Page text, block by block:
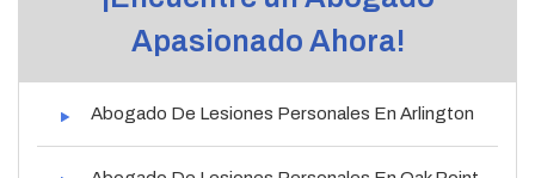
Apasionado Ahora!
Abogado De Lesiones Personales En Arlington